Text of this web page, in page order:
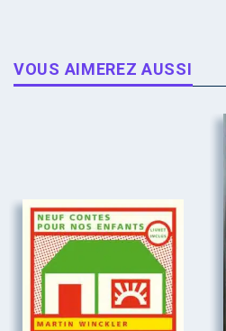
VOUS AIMEREZ AUSSI